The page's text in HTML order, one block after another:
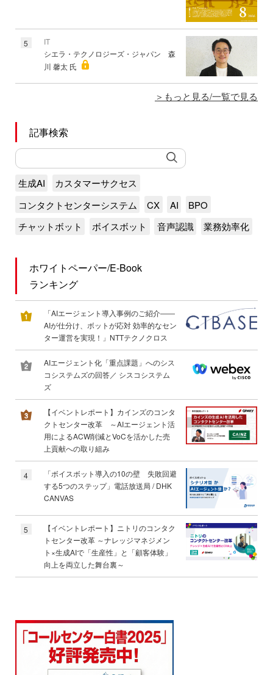
5
IT
シエラ・テクノロジーズ・ジャパン 森
川 馨太 氏
もっと見る/一覧で見る
記事検索
生成AI
カスタマーサクセス
コンタクトセンターシステム
CX AI
BPO
チャットボット
ボイスボット 音声認識 業務効率化
ホワイトペーパー/E-Book
ランキング
「AIエージェント導入事例のご紹介――
AIが仕分け、ボットが応対 効率的なセン
ター運営を実現！」NTTテクノクロス
AIエージェント化「重点課題」へのシス
コシステムズの回答／ シスコシステム
ズ
【イベントレポート】カインズのコンタ
クトセンター改革 ～AIエージェント活
用によるACW削減とVoCを活かした売
上貢献への取り組み
4
「ボイスボット導入の10の壁 失敗回避
する5つのステップ」電話放送局 / DHK
CANVAS
5
【イベントレポート】ニトリのコンタク
トセンター改革 ～ナレッジマネジメン
ト×生成AIで「生産性」と「顧客体験」
向上を両立した舞台裏～